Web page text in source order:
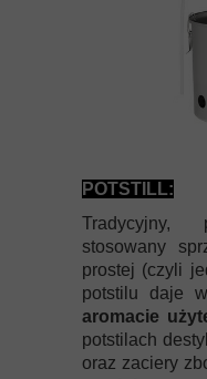
POTSTILL:
stosowany
prostej (czyli
potstilu daje
aromacie
potstilach
oraz zaciery